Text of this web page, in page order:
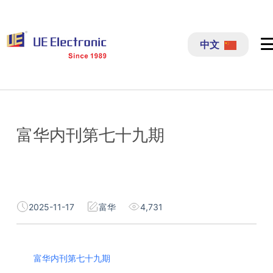
过
内
中文
富华内刊第七十九期
2025-11-17 富华 4,731
富华内刊第七十九期